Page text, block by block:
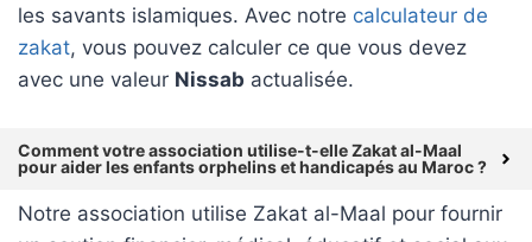
les savants islamiques. Avec notre calculateur de
zakat, vous pouvez calculer ce que vous devez
avec une valeur Nissab actualisée.
Comment votre association utilise-t-elle Zakat al-Maal
pour aider les enfants orphelins et handicapés au Maroc ?
Notre association utilise Zakat al-Maal pour fournir